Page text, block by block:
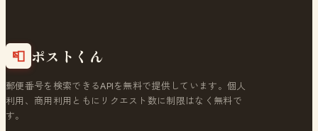
📮 ポストくん
郵便番号を検索できるAPIを無料で提供しています。個人
利用、商用利用ともにリクエスト数に制限はなく無料で
す。